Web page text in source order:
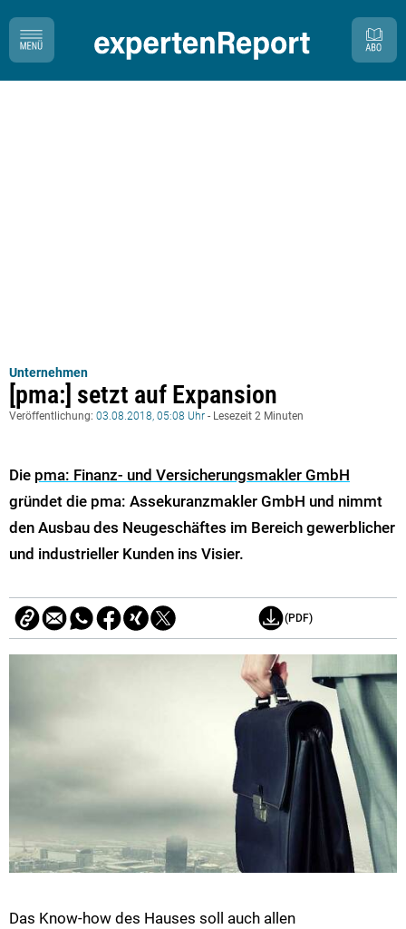
Unternehmen
[pma:] setzt auf Expansion
Veröffentlichung: 03.08.2018, 05:08 Uhr - Lesezeit 2 Minuten
Die pma: Finanz- und Versicherungsmakler GmbH
gründet die pma: Assekuranzmakler GmbH und nimmt
den Ausbau des Neugeschäftes im Bereich gewerblicher
und industrieller Kunden ins Visier.
(PDF)
Das Know-how des Hauses soll auch allen